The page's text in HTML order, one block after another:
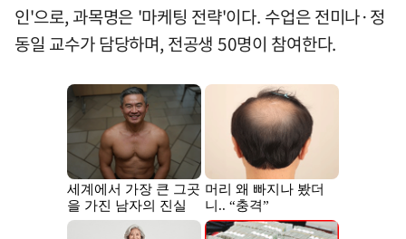
인'으로, 과목명은 '마케팅 전략'이다. 수업은 전미나·정
동일 교수가 담당하며, 전공생 50명이 참여한다.